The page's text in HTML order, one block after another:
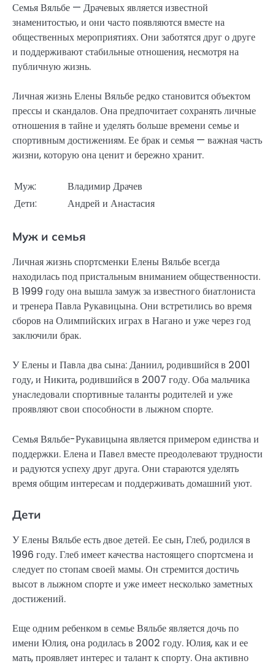
Семья Вяльбе — Драчевых является известной
знаменитостью, и они часто появляются вместе на
общественных мероприятиях. Они заботятся друг о друге
и поддерживают стабильные отношения, несмотря на
публичную жизнь.
Личная жизнь Елены Вяльбе редко становится объектом
прессы и скандалов. Она предпочитает сохранять личные
отношения в тайне и уделять больше времени семье и
спортивным достижениям. Ее брак и семья — важная часть
жизни, которую она ценит и бережно хранит.
Муж:
Владимир Драчев
Дети:
Андрей и Анастасия
Муж и семья
Личная жизнь спортсменки Елены Вяльбе всегда
находилась под пристальным вниманием общественности.
В 1999 году она вышла замуж за известного биатлониста
и тренера Павла Рукавицына. Они встретились во время
сборов на Олимпийских играх в Нагано и уже через год
заключили брак.
У Елены и Павла два сына: Даниил, родившийся в 2001
году, и Никита, родившийся в 2007 году. Оба мальчика
унаследовали спортивные таланты родителей и уже
проявляют свои способности в лыжном спорте.
Семья Вяльбе-Рукавицына является примером единства и
поддержки. Елена и Павел вместе преодолевают трудности
и радуются успеху друг друга. Они стараются уделять
время общим инте­ресам и поддерживать домашний уют.
Дети
У Елены Вяльбе есть двое детей. Ее сын, Глеб, родился в
1996 году. Глеб имеет качества настоящего спортсмена и
следует по стопам своей мамы. Он стремится достичь
высот в лыжном спорте и уже имеет несколько заметных
достижений.
Еще одним ребенком в семье Вяльбе является дочь по
имени Юлия, она родилась в 2002 году. Юлия, как и ее
мать, проявляет интерес и талант к спорту. Она активно